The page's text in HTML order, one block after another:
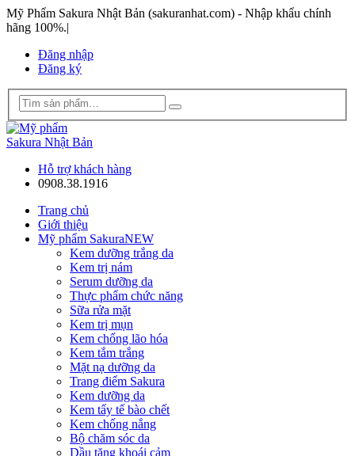
Mỹ Phẩm Sakura Nhật Bản (sakuranhat.com) - Nhập khẩu chính
hãng 100%.|
Đăng nhập
Đăng ký
Hỗ trợ khách hàng
0908.38.1916
Trang chủ
Giới thiệu
Mỹ phẩm SakuraNEW
Kem dưỡng trắng da
Kem trị nám
Serum dưỡng da
Thực phẩm chức năng
Sữa rửa mặt
Kem trị mụn
Kem chống lão hóa
Kem tắm trắng
Mặt nạ dưỡng da
Trang điểm Sakura
Kem dưỡng da
Kem tẩy tế bào chết
Kem chống nắng
Bộ chăm sóc da
Dầu tăng khoái cảm